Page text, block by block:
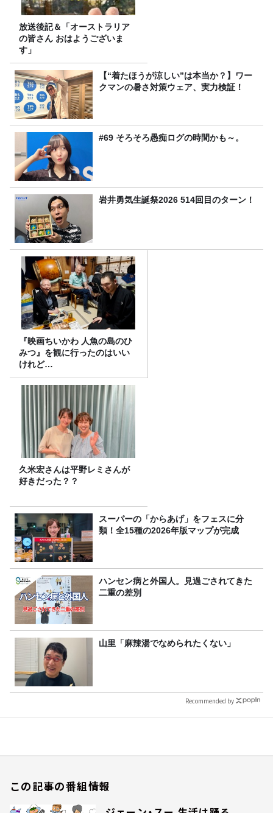
放送後記＆「オーストラリア
の皆さん おはようございま
す」
【“着たほうが涼しい”は本当か？】ワー
クマンの暑さ対策ウェア、実力検証！
#69 そろそろ愚痴ログの時間かも～。
岩井勇気生誕祭2026 514回目のターン！
『映画ちいかわ 人魚の島のひ
みつ』を観に行ったのはいい
けれど…
久米宏さんは平野レミさんが
好きだった？？
スーパーの「からあげ」をフェスに分
類！全15種の2026年版マップが完成
ハンセン病と外国人。見過ごされてきた
二重の差別
山里「麻辣湯でなめられたくない」
Recommended by
この記事の番組情報